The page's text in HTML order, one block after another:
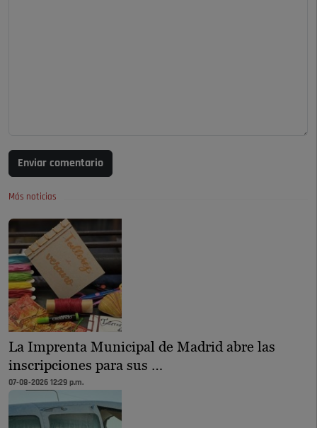
Enviar comentario
Más noticias
La Imprenta Municipal de Madrid abre las
inscripciones para sus …
07-08-2026 12:29 p.m.